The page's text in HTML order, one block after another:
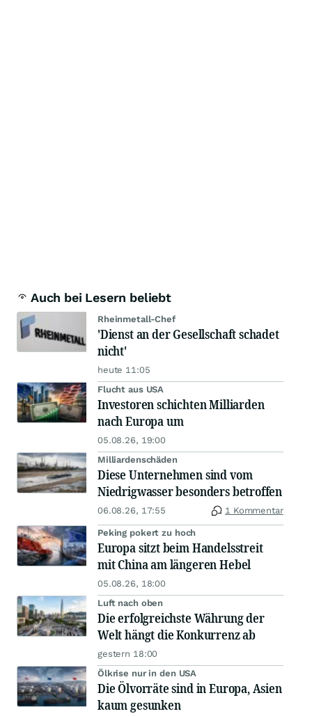
Auch bei Lesern beliebt
Rheinmetall-Chef
'Dienst an der Gesellschaft schadet
nicht'
heute 11:05
Flucht aus USA
Investoren schichten Milliarden
nach Europa um
05.08.26, 19:00
Milliardenschäden
Diese Unternehmen sind vom
Niedrigwasser besonders betroffen
06.08.26, 17:55 1 Kommentar
Peking pokert zu hoch
Europa sitzt beim Handelsstreit
mit China am längeren Hebel
05.08.26, 18:00
Luft nach oben
Die erfolgreichste Währung der
Welt hängt die Konkurrenz ab
gestern 18:00
Ölkrise nur in den USA
Die Ölvorräte sind in Europa, Asien
kaum gesunken